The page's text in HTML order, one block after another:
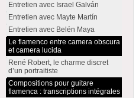
Entretien avec Israel Galván
Entretien avec Mayte Martín
Entretien avec Belén Maya
Le flamenco entre camera obscura
et camera lucida
René Robert, le charme discret
d’un portraitiste
Compositions pour guitare
flamenca : transcriptions intégrales